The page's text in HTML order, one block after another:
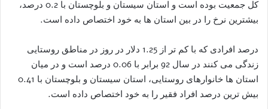
کل جمعیت بوده است و استان سیستان و بلوچستان با 0.2 درصد،
بیشترین نرخ را در بین استان ها به خود اختصاص داده است.
درصد افرادی که با کم تر از 1.25 دلار در روز در مناطق روستایی
زندگی می کنند در سال 92 برابر با 0.06 درصد است و در میان
استان ها خانوارهای روستایی، استان سیستان و بلوچستان با 0.41
بیش ترین درصد افراد فقیر را به خود اختصاص داده است.